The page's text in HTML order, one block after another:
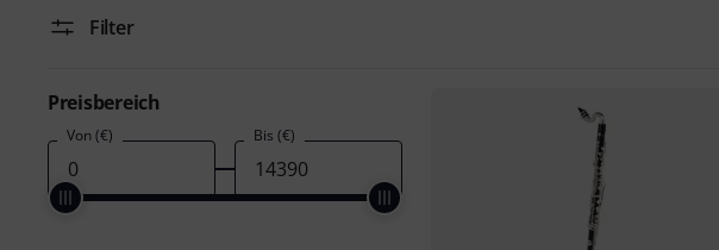
Filter
Preisbereich
Von (€) Bis (€)